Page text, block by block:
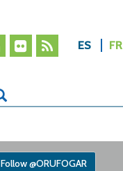
ES FR
Follow @ORUFOGAR